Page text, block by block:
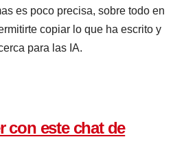
preguntas y se le añade
largo del tiempo, va
ha sido diseñada. Este es el
que hay quien dice que
temas es poco precisa,